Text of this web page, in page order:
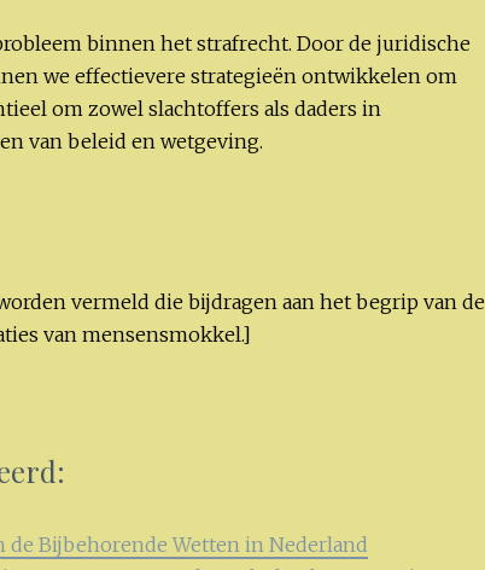
binnen het strafrecht. Door de juridische
we effectievere strategieën ontwikkelen om
om zowel slachtoffers als daders in
van beleid en wetgeving.
vermeld die bijdragen aan het begrip van de
van mensensmokkel.]
de Bijbehorende Wetten in Nederland